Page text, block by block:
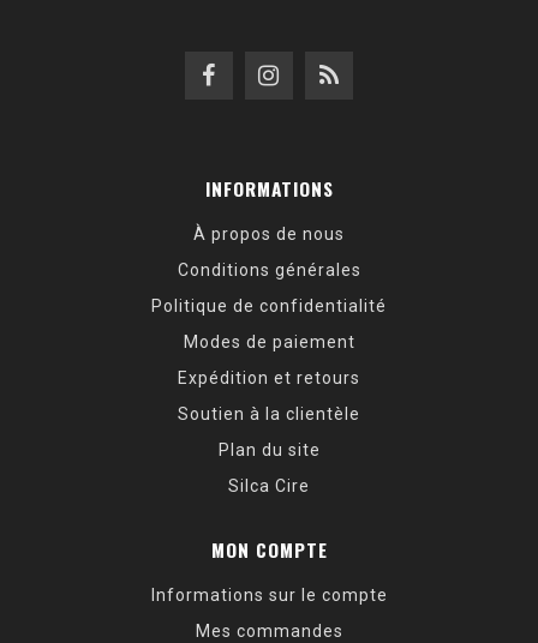
INFORMATIONS
À propos de nous
Conditions générales
Politique de confidentialité
Modes de paiement
Expédition et retours
Soutien à la clientèle
Plan du site
Silca Cire
MON COMPTE
Informations sur le compte
Mes commandes